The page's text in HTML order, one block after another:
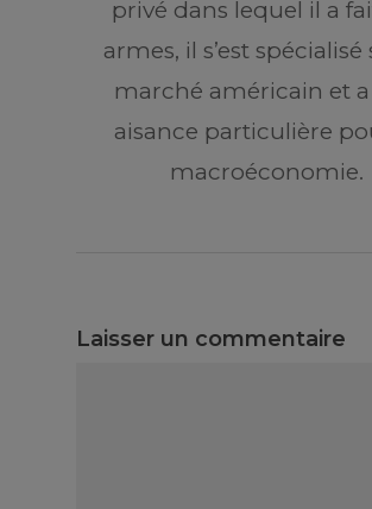
privé dans lequel il a
armes, il s’est spécialisé
marché américain et
aisance particulière
macroéconomie.
Laisser un commentaire